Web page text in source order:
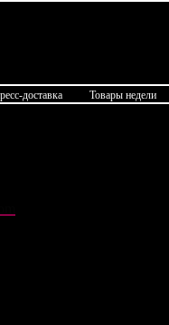
доставка Товары недели